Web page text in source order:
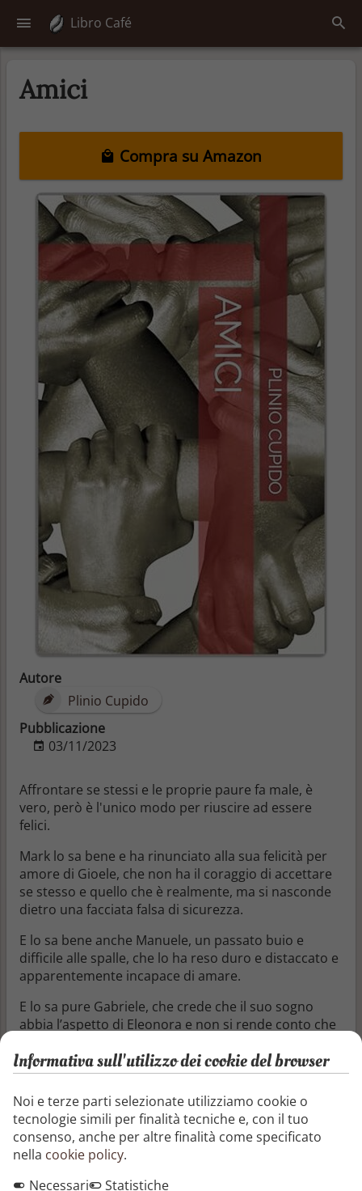
Libro Café
Amici
Compra su Amazon
Autore
Plinio Cupido
Pubblicazione
03/11/2023
Affrontare se stessi e le proprie paure fa male, è
vero, però è l'unico modo per riuscire ad essere
felici.
Mark lo sa bene e ha rinunciato alla sua felicità per
amore di Gioele, che non ha il coraggio di accettare
se stesso e quello che è realmente, ma si nasconde
dietro una facciata falsa di sicurezza.
E lo sa bene anche Manuele, un passato buio e
difficile alle spalle, che lo ha reso duro e distaccato e
apparentemente incapace di amare.
E lo sa pure Gabriele, che crede che il suo sogno
abbia l’aspetto di Eleonora e non si rende conto che
Mark, Gioele, Gabriele e Manuele sono compagni di
amicizia che li aiuterà a trovare il miglior modo per
essere se stessi e per vivere appieno la loro
esistenza.
Segnala o richiedi rimozione
Informativa sull'utilizzo dei cookie del browser
Noi e terze parti selezionate utilizziamo cookie o
tecnologie simili per finalità tecniche e, con il tuo
consenso, anche per altre finalità come specificato
nella cookie policy.
Necessari
Statistiche